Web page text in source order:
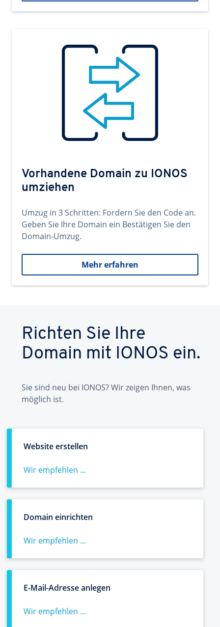
Vorhandene Domain zu IONOS
umziehen
Umzug in 3 Schritten: Fordern Sie den Code an.
Geben Sie Ihre Domain ein Bestätigen Sie den
Domain-Umzug.
Mehr erfahren
Richten Sie Ihre
Domain mit IONOS ein.
Sie sind neu bei IONOS? Wir zeigen Ihnen, was
möglich ist.
Website erstellen
Wir empfehlen ...
Domain einrichten
Wir empfehlen ...
E-Mail-Adresse anlegen
Wir empfehlen ...